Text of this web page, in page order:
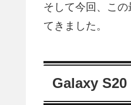
そして今回、こ
てきました。
Galaxy